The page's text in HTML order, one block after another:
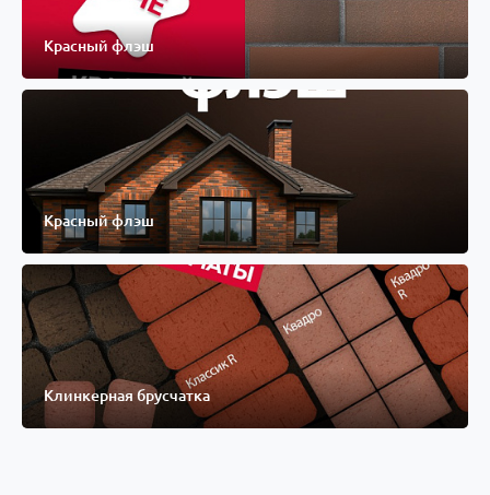
Красный флэш
Красный флэш
Клинкерная брусчатка